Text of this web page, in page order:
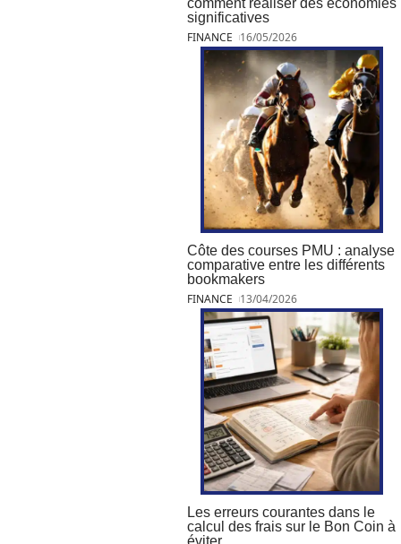
significatives
FINANCE 16/05/2026
Côte des courses PMU : analyse
comparative entre les différents
bookmakers
FINANCE 13/04/2026
Les erreurs courantes dans le
calcul des frais sur le Bon Coin à
éviter